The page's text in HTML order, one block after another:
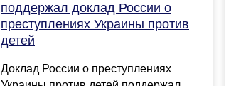
поддержал доклад России о
преступлениях Украины против
детей
Доклад России о преступлениях